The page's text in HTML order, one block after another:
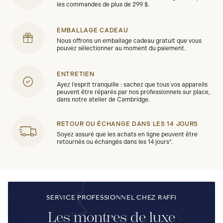
les commandes de plus de 299 $.
EMBALLAGE CADEAU
Nous offrons un emballage cadeau gratuit que vous
pouvez sélectionner au moment du paiement.
ENTRETIEN
Ayez l'esprit tranquille : sachez que tous vos appareils
peuvent être réparés par nos professionnels sur place,
dans notre atelier de Cambridge.
RETOUR OU ÉCHANGE DANS LES 14 JOURS
Soyez assuré que les achats en ligne peuvent être
retournés ou échangés dans les 14 jours*.
SERVICE PROFESSIONNEL CHEZ RAFFI
Les montres de luxe